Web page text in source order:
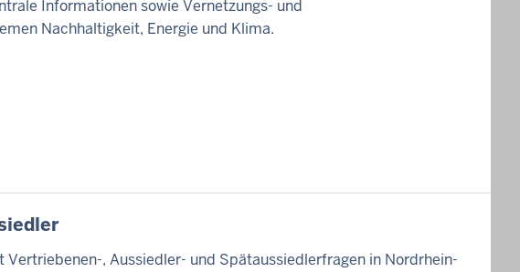
Informationen sowie Vernetzungs- und
Nachhaltigkeit, Energie und Klima.
, Aussiedler- und Spätaussiedlerfragen in Nordrhein-